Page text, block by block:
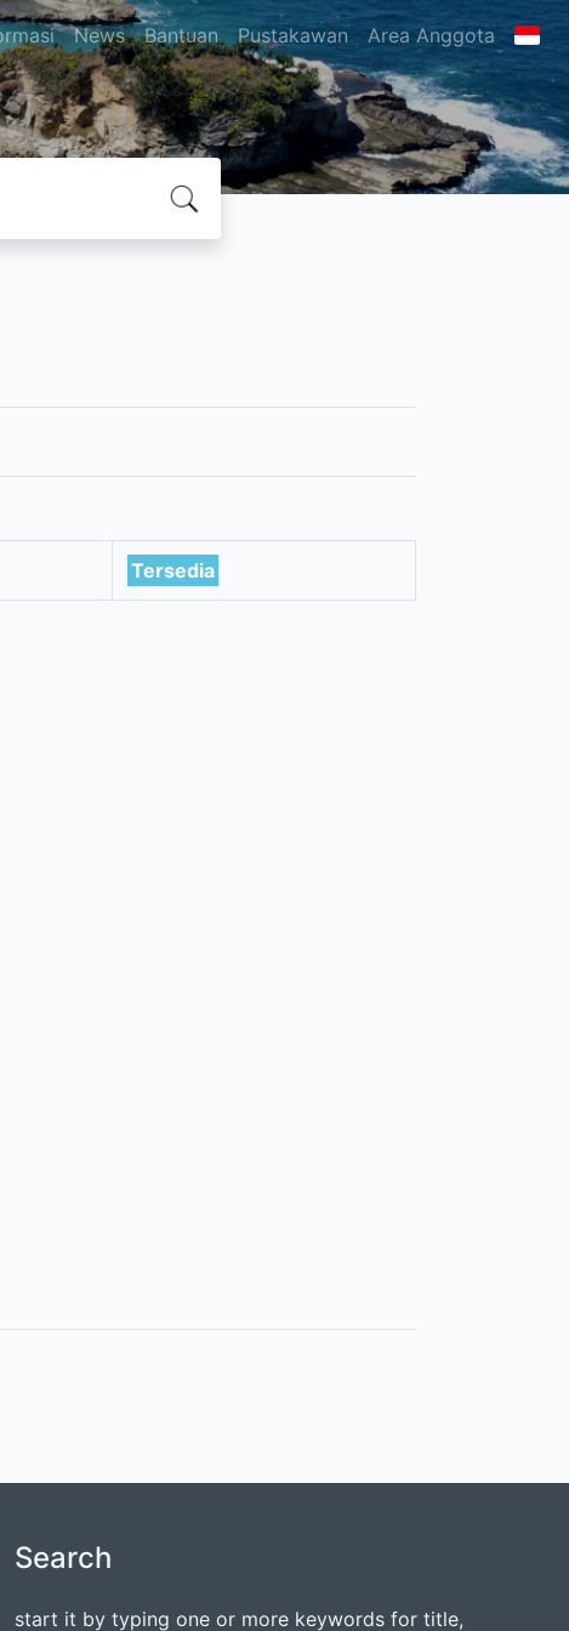
News Bantuan Pustakawan Area Anggota
Tersedia
Search
start it by typing one or more keywords for title,